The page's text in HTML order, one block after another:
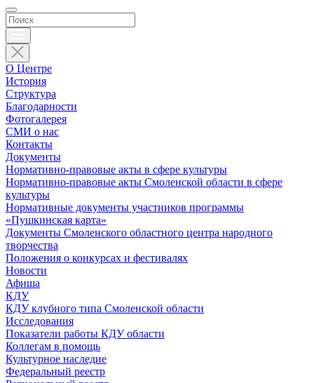
О Центре
История
Структура
Благодарности
Фотогалерея
СМИ о нас
Контакты
Документы
Нормативно-правовые акты в сфере культуры
Нормативно-правовые акты Смоленской области в сфере
культуры
Нормативные документы участников программы
«Пушкинская карта»
Документы Смоленского областного центра народного
творчества
Положения о конкурсах и фестивалях
Новости
Афиша
КДУ
КДУ клубного типа Смоленской области
Исследования
Показатели работы КДУ области
Коллегам в помощь
Культурное наследие
Федеральный реестр